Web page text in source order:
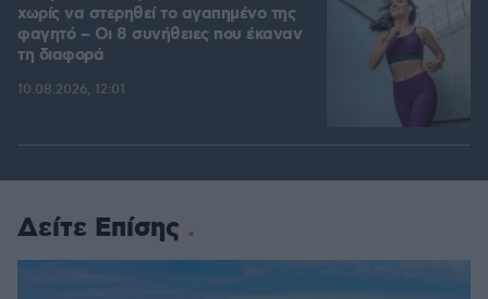
χωρίς να στερηθεί το αγαπημένο της
φαγητό – Οι 8 συνήθειες που έκαναν
τη διαφορά
10.08.2026, 12:01
Δείτε Επίσης